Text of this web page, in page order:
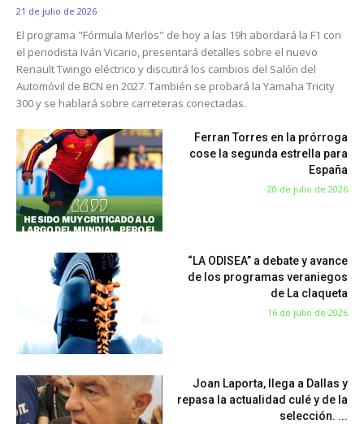
21 de julio de 2026
El programa "Fórmula Merlos" de hoy a las 19h abordará la F1 con
el periodista Iván Vicario, presentará detalles sobre el nuevo
Renault Twingo eléctrico y discutirá los cambios del Salón del
Automóvil de BCN en 2027. También se probará la Yamaha Tricity
300 y se hablará sobre carreteras conectadas.
Ferran Torres en la prórroga
cose la segunda estrella para
España
20 de julio de 2026
“LA ODISEA” a debate y avance
de los programas veraniegos
de La claqueta
16 de julio de 2026
Joan Laporta, llega a Dallas y
repasa la actualidad culé y de la
selección. ...